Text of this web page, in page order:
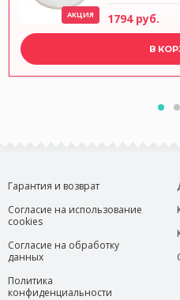
АКЦИЯ 1794 руб.
В
Гарантия и возврат
Согласие на использование
cookies
Согласие на обработку
данных
Политика
конфиденциальности